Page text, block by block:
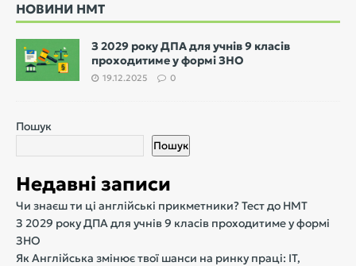
НОВИНИ НМТ
З 2029 року ДПА для учнів 9 класів
проходитиме у формі ЗНО
19.12.2025 0
Пошук
Пошук
Недавні записи
Чи знаєш ти ці англійські прикметники? Тест до НМТ
З 2029 року ДПА для учнів 9 класів проходитиме у формі
ЗНО
Як Англійська змінює твої шанси на ринку праці: IT,